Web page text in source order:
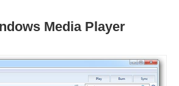
Media Player